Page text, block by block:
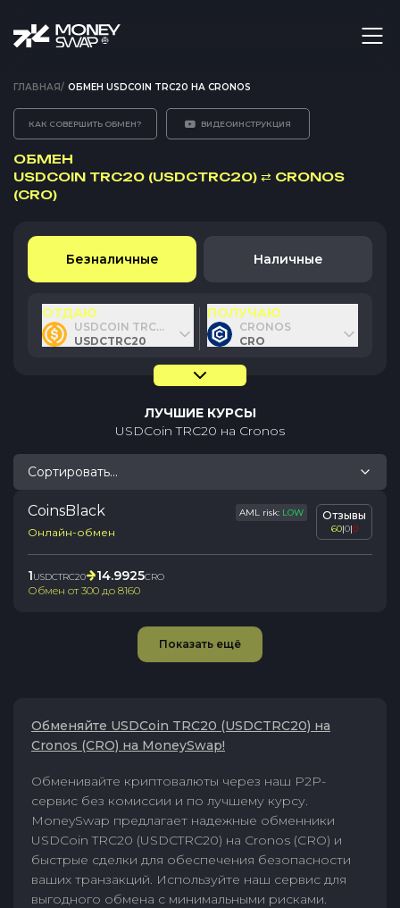
ГЛАВНАЯ/ ОБМЕН USDCOIN TRC20 НА CRONOS
КАК СОВЕРШИТЬ ОБМЕН? ВИДЕОИНСТРУКЦИЯ
ОБМЕН
USDCOIN TRC20 (USDCTRC20) ⇄ CRONOS
(CRO)
Безналичные Наличные
ОТДАЮ
USDCOIN TRC20
USDCTRC20
ПОЛУЧАЮ
CRONOS
CRO
ЛУЧШИЕ КУРСЫ
USDCoin TRC20 на Cronos
Сортировать...
CoinsBlack AML risk: LOW
Онлайн-обмен
Отзывы
60|0|0
1USDCTRC20 14.9925CRO
Обмен от300 до 8160
Показать ещё
Обменяйте USDCoin TRC20 (USDCTRC20) на
Cronos (CRO) на MoneySwap!
Обменивайте криптовалюты через наш P2P-
сервис без комиссии и по лучшему курсу.
MoneySwap предлагает надежные обменники
USDCoin TRC20 (USDCTRC20) на Cronos (CRO) и
быстрые сделки для обеспечения безопасности
ваших транзакций. Используйте наш сервис для
выгодного обмена с минимальными рисками.